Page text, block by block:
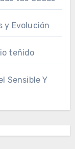
y Evolución
teñido
Sensible Y